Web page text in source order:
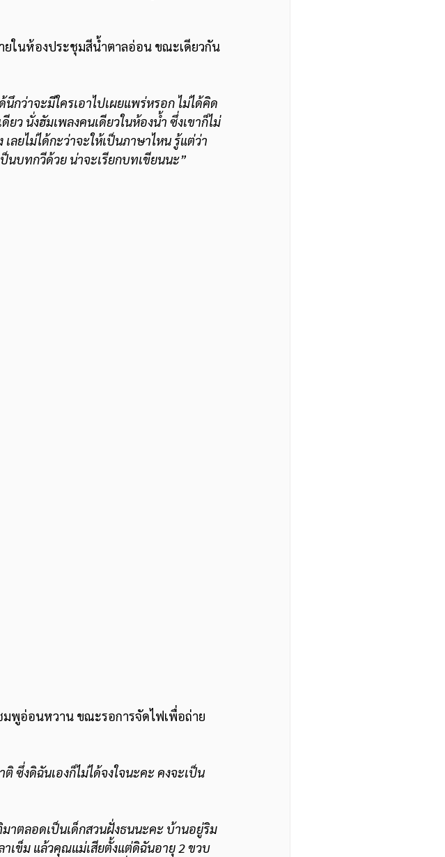
ยในห้องประชุมสีน้ำตาลอ่อน ขณะเดียวกัน
กว่าจะมีใครเอาไปเผยแพร่หรอก ไม่ได้คิด
ว นั่งฮัมเพลงคนเดียวในห้องน้ำ ซึ่งเขาก็ไม่
ลยไม่ได้กะว่าจะให้เป็นภาษาไหน รู้แต่ว่า
นบทกวีด้วย น่าจะเรียกบทเขียนนะ”
พูอ่อนหวาน ขณะรอการจัดไฟเพื่อถ่าย
ซึ่งดิฉันเองก็ไม่ได้จงใจนะคะ คงจะเป็น
เข็ม แล้วคุณแม่เสียตั้งแต่ดิฉันอายุ 2 ขวบ